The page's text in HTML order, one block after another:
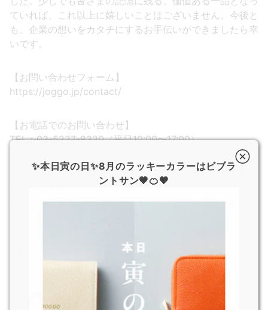
ていれば、これ以上に嬉しいことはございません。今後と
も、企業の想いをカタチにするお手伝いができましたら幸
いです。
【お問い合わせフォーム】
https://joggo.jp/contact/
【お電話でのお問い合わせ】
TEL：03-5227-8320（平日10:00〜17:00）
お急ぎの納期や小ロット制作、デザイン提案なども柔軟に
皆さまの大切なシーンを彩る記念品制作を、心を込めてお
記念品・ノベルティ担当 なべけん
✨本日寅の日✨8月のラッキーカラーはビブラ
ントサン🧡🍊🧡